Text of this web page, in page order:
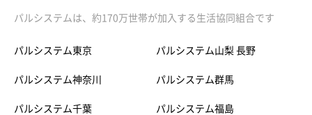
パルシステムは、約170万世帯が加入する生活協同組合です
パルシステム東京
パルシステム神奈川
パルシステム千葉
パルシステム山梨 長野
パルシステム群馬
パルシステム福島